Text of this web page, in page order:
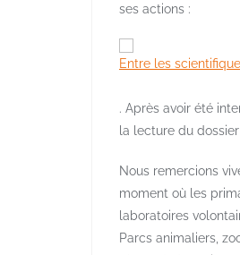
ses actions :
Entre les
. Après avoir été
la lecture du
Nous remercions
moment où les
laboratoires
Parcs animaliers,